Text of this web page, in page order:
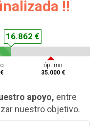
!!
16.862 €
óptimo
35.000 €
apoyo, entre
nuestro objetivo.